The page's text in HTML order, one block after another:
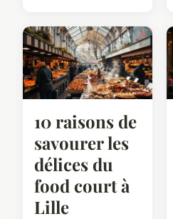
10 raisons de
savourer les
délices du
food court à
Lille